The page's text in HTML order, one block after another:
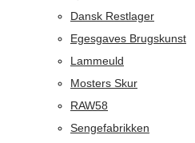
Dansk Restlager
Egesgaves Brugskunst
Lammeuld
Mosters Skur
RAW58
Sengefabrikken